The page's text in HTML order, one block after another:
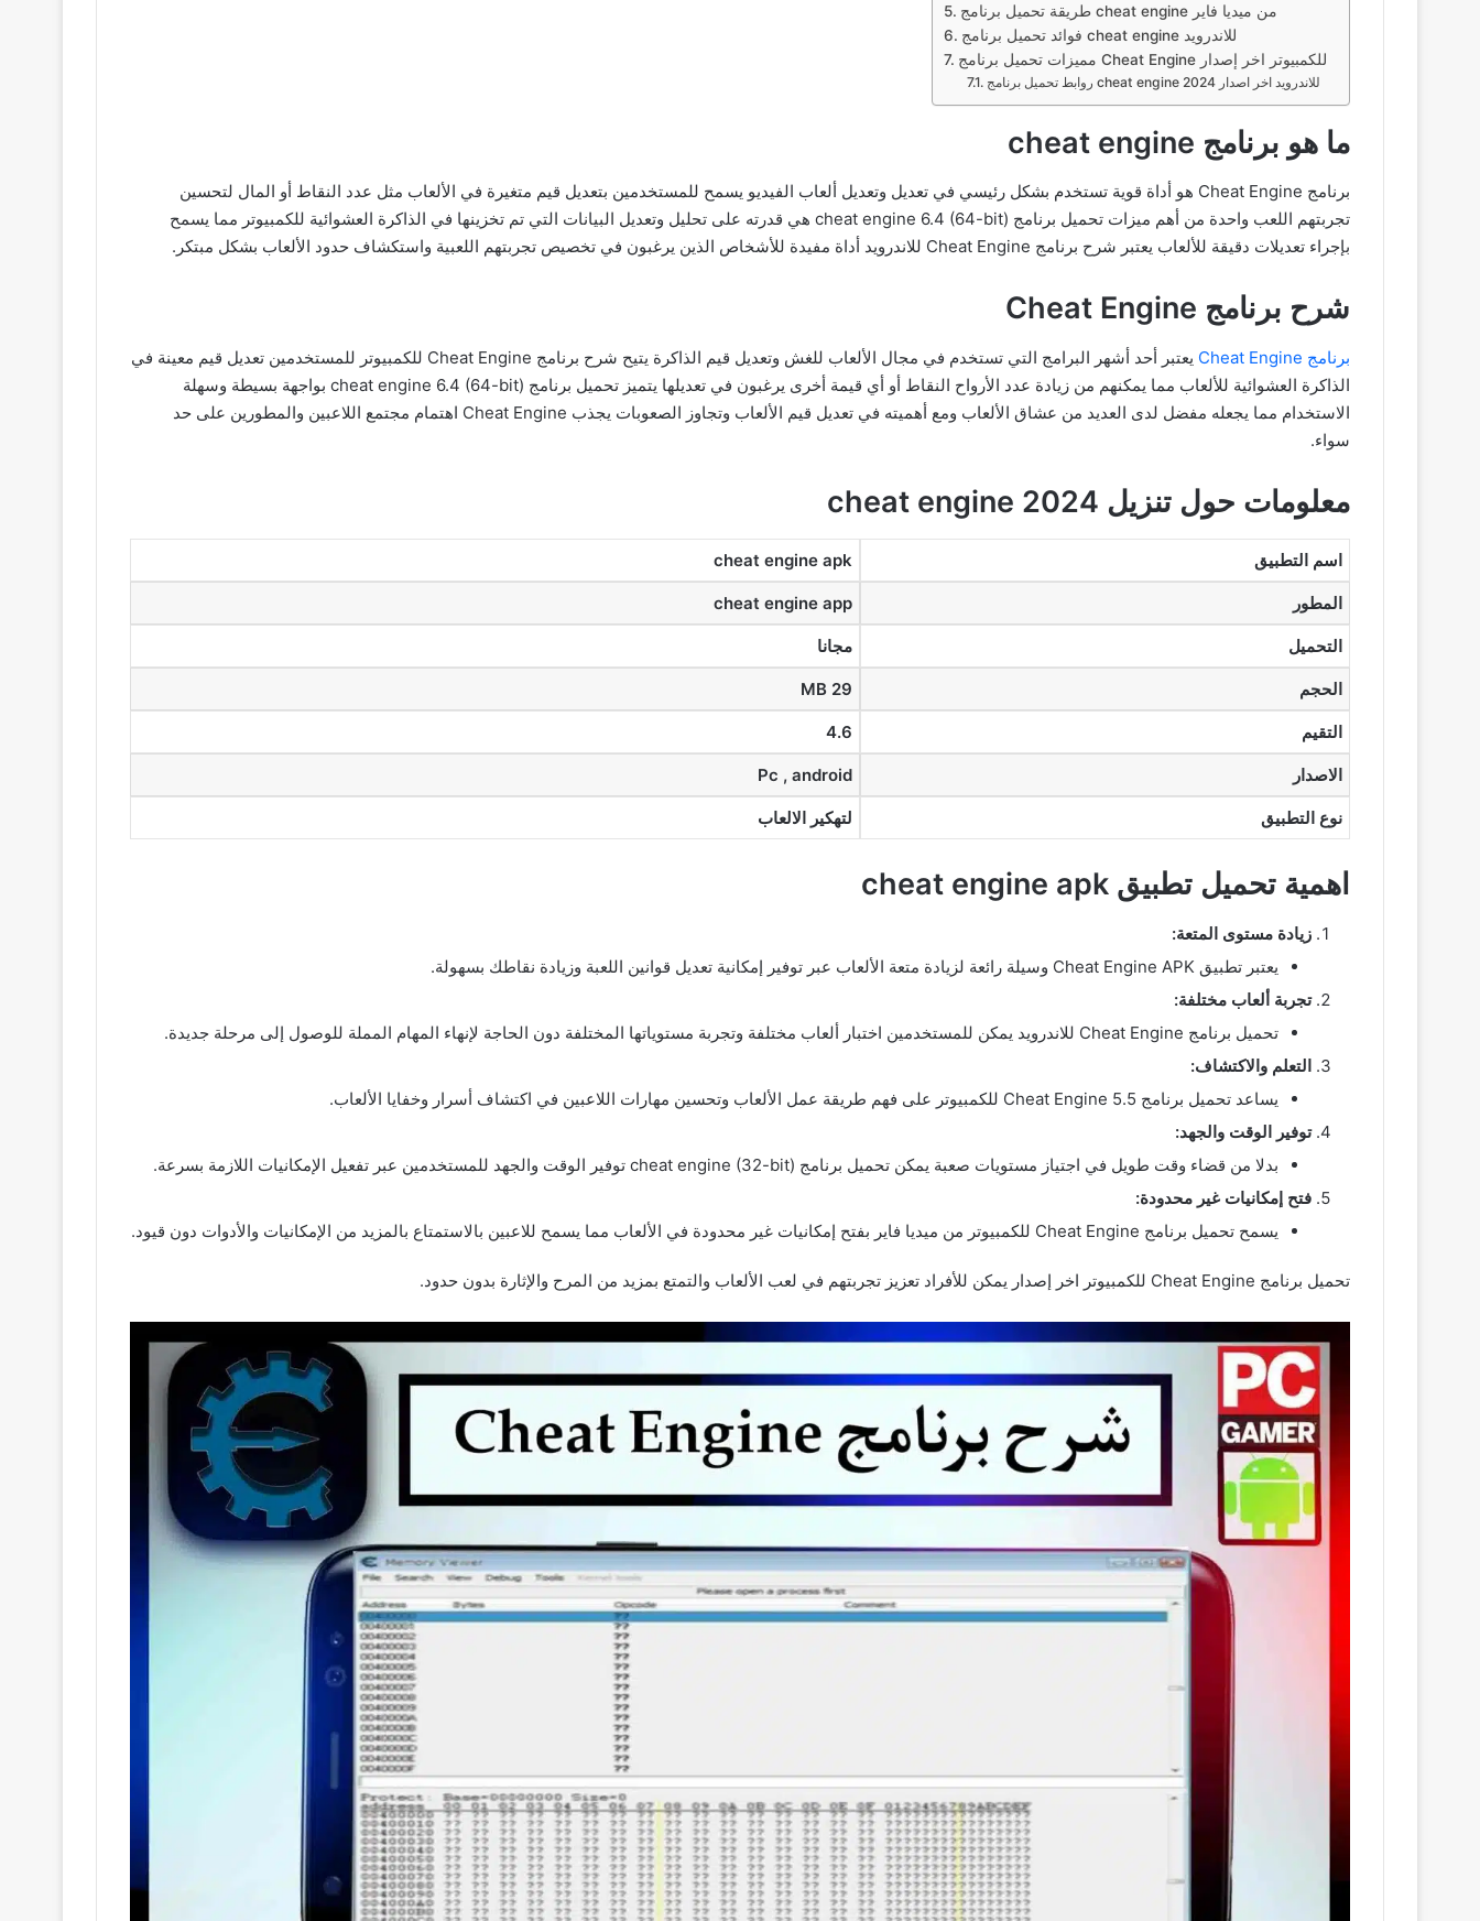
طريقة تحميل برنامج cheat engine من ميديا فاير
فوائد تحميل برنامج cheat engine للاندرويد
مميزات تحميل برنامج Cheat Engine للكمبيوتر اخر إصدار
روابط تحميل برنامج cheat engine للاندرويد اخر اصدار 2024
ما هو برنامج cheat engine
برنامج Cheat Engine هو أداة قوية تستخدم بشكل رئيسي في تعديل وتعديل ألعاب الفيديو يسمح للمستخدمين بتعديل قيم متغيرة في الألعاب مثل عدد النقاط أو المال لتحسين
تجربتهم اللعب واحدة من أهم ميزات تحميل برنامج cheat engine 6.4 (64-bit) هي قدرته على تحليل وتعديل البيانات التي تم تخزينها في الذاكرة العشوائية للكمبيوتر مما يسمح
بإجراء تعديلات دقيقة للألعاب يعتبر شرح برنامج Cheat Engine للاندرويد أداة مفيدة للأشخاص الذين يرغبون في تخصيص تجربتهم اللعبية واستكشاف حدود الألعاب بشكل مبتكر.
شرح برنامج Cheat Engine
برنامج Cheat Engine
يعتبر أحد أشهر البرامج التي تستخدم في مجال الألعاب للغش وتعديل قيم الذاكرة يتيح شرح برنامج Cheat Engine للكمبيوتر للمستخدمين تعديل قيم معينة في
الذاكرة العشوائية للألعاب مما يمكنهم من زيادة عدد الأرواح النقاط أو أي قيمة أخرى يرغبون في تعديلها يتميز تحميل برنامج cheat engine 6.4 (64-bit) بواجهة بسيطة وسهلة
الاستخدام مما يجعله مفضل لدى العديد من عشاق الألعاب ومع أهميته في تعديل قيم الألعاب وتجاوز الصعوبات يجذب Cheat Engine اهتمام مجتمع اللاعبين والمطورين على حد
سواء.
معلومات حول تنزيل cheat engine 2024
اسم التطبيق cheat engine apk
المطور cheat engine app
التحميل مجانا
الحجم 29 MB
التقيم 4.6
الاصدار Pc , android
نوع التطبيق لتهكير الالعاب
اهمية تحميل تطبيق cheat engine apk
زيادة مستوى المتعة:
يعتبر تطبيق Cheat Engine APK وسيلة رائعة لزيادة متعة الألعاب عبر توفير إمكانية تعديل قوانين اللعبة وزيادة نقاطك بسهولة.
تجربة ألعاب مختلفة:
تحميل برنامج Cheat Engine للاندرويد يمكن للمستخدمين اختبار ألعاب مختلفة وتجربة مستوياتها المختلفة دون الحاجة لإنهاء المهام المملة للوصول إلى مرحلة جديدة.
التعلم والاكتشاف:
يساعد تحميل برنامج Cheat Engine 5.5 للكمبيوتر على فهم طريقة عمل الألعاب وتحسين مهارات اللاعبين في اكتشاف أسرار وخفايا الألعاب.
توفير الوقت والجهد:
بدلا من قضاء وقت طويل في اجتياز مستويات صعبة يمكن تحميل برنامج cheat engine (32-bit) توفير الوقت والجهد للمستخدمين عبر تفعيل الإمكانيات اللازمة بسرعة.
فتح إمكانيات غير محدودة:
يسمح تحميل برنامج Cheat Engine للكمبيوتر من ميديا فاير بفتح إمكانيات غير محدودة في الألعاب مما يسمح للاعبين بالاستمتاع بالمزيد من الإمكانيات والأدوات دون قيود.
تحميل برنامج Cheat Engine للكمبيوتر اخر إصدار يمكن للأفراد تعزيز تجربتهم في لعب الألعاب والتمتع بمزيد من المرح والإثارة بدون حدود.